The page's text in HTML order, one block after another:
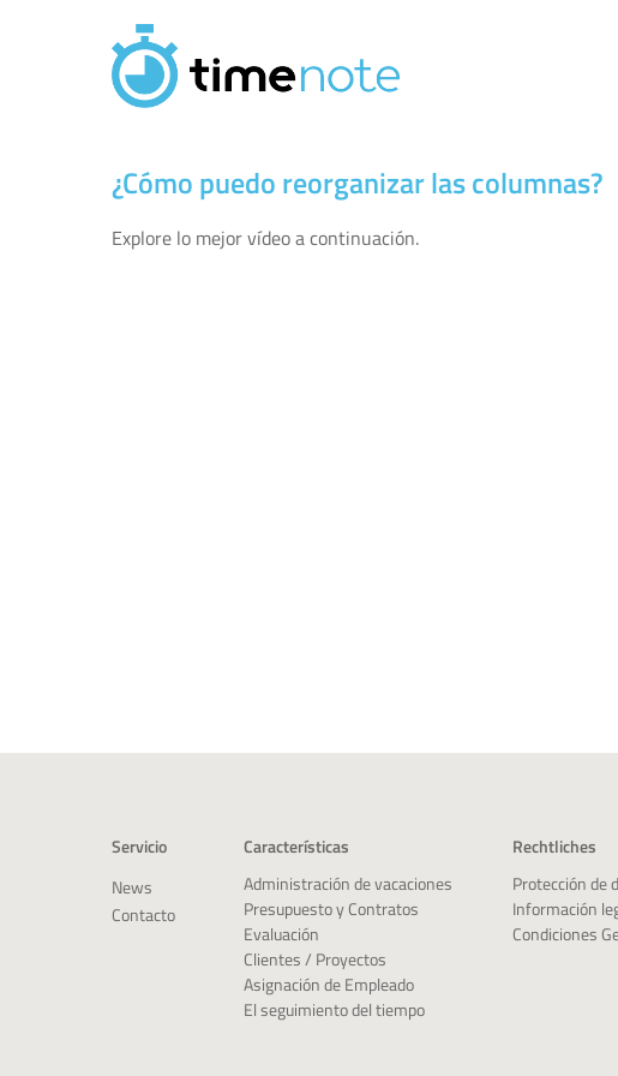
¿Cómo puedo reorganizar las columnas?
Explore lo mejor vídeo a continuación.
Servicio
News
Contacto
Características
Administración de vacaciones
Presupuesto y Contratos
Evaluación
Clientes / Proyectos
Asignación de Empleado
El seguimiento del tiempo
Rechtliches
Protección de
Información
Condiciones